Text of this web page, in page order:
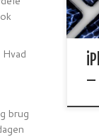
om
til
–
brug